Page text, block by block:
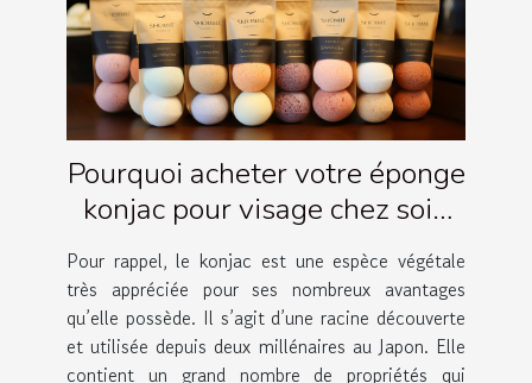
Pourquoi acheter votre éponge
konjac pour visage chez soin
Amalthée ?
Pour rappel, le konjac est une espèce végétale
très appréciée pour ses nombreux avantages
qu’elle possède. Il s’agit d’une racine découverte
et utilisée depuis deux millénaires au Japon. Elle
contient un grand nombre de propriétés qui